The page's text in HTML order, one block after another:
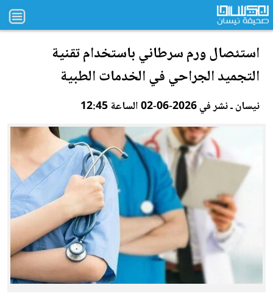
استئصال ورمسرطاني باستخدام تقنية
التجميد الجراحي في الخدمات الطبية
نيسان ـ نشر في 2026-06-02 الساعة 12:45